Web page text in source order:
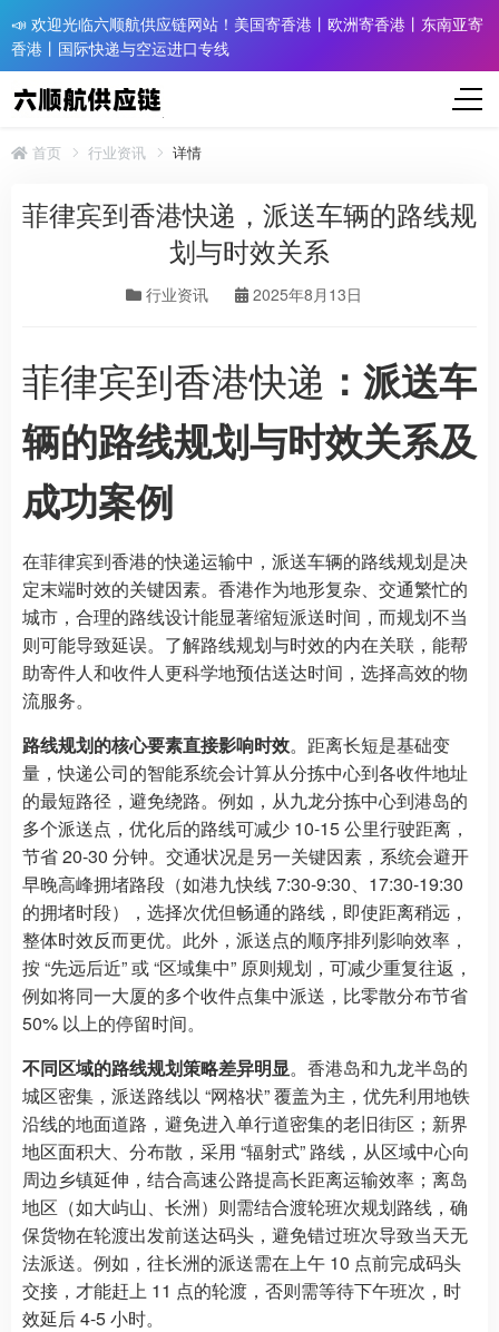
📣 欢迎光临六顺航供应链网站！美国寄香港丨欧洲寄香港丨东南亚寄
香港丨国际快递与空运进口专线
首页 行业资讯 详情
菲律宾到香港快递，派送车辆的路线规
划与时效关系
行业资讯 2025年8月13日
菲律宾到香港快递 ：派送车
辆的路线规划与时效关系及
成功案例
在菲律宾到香港的快递运输中，派送车辆的路线规划是决
定末端时效的关键因素。香港作为地形复杂、交通繁忙的
城市，合理的路线设计能显著缩短派送时间，而规划不当
则可能导致延误。了解路线规划与时效的内在关联，能帮
助寄件人和收件人更科学地预估送达时间，选择高效的物
流服务。
路线规划的核心要素直接影响时效。距离长短是基础变
量，快递公司的智能系统会计算从分拣中心到各收件地址
的最短路径，避免绕路。例如，从九龙分拣中心到港岛的
多个派送点，优化后的路线可减少 10-15 公里行驶距离，
节省 20-30 分钟。交通状况是另一关键因素，系统会避开
早晚高峰拥堵路段（如港九快线 7:30-9:30、17:30-19:30
的拥堵时段），选择次优但畅通的路线，即使距离稍远，
整体时效反而更优。此外，派送点的顺序排列影响效率，
按 “先远后近” 或 “区域集中” 原则规划，可减少重复往返，
例如将同一大厦的多个收件点集中派送，比零散分布节省
50% 以上的停留时间。
不同区域的路线规划策略差异明显。香港岛和九龙半岛的
城区密集，派送路线以 “网格状” 覆盖为主，优先利用地铁
沿线的地面道路，避免进入单行道密集的老旧街区；新界
地区面积大、分布散，采用 “辐射式” 路线，从区域中心向
周边乡镇延伸，结合高速公路提高长距离运输效率；离岛
地区（如大屿山、长洲）则需结合渡轮班次规划路线，确
保货物在轮渡出发前送达码头，避免错过班次导致当天无
法派送。例如，往长洲的派送需在上午 10 点前完成码头
交接，才能赶上 11 点的轮渡，否则需等待下午班次，时
效延后 4-5 小时。